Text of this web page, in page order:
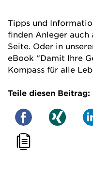
Tipps und
finden Anleger auch
Seite. Oder in
eBook “Damit Ihre
Kompass für alle
Teile diesen Beitrag: